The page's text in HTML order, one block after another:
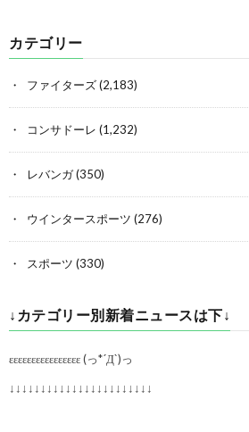
カテゴリー
ファイターズ(2,183)
コンサドーレ (1,232)
レバンガ(350)
ウインタースポーツ (276)
スポーツ (330)
↓カテゴリー別新着ニュースは下↓
εεεεεεεεεεεεεεεε (っ*´Д`)っ
↓↓↓↓↓↓↓↓↓↓↓↓↓↓↓↓↓↓↓↓↓↓↓